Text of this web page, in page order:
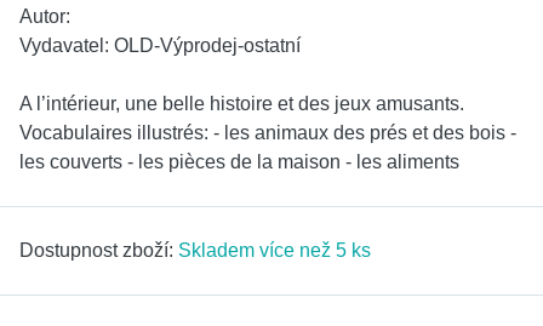
Autor:
Vydavatel: OLD-Výprodej-ostatní
A l’intérieur, une belle histoire et des jeux amusants.
Vocabulaires illustrés: - les animaux des prés et des bois -
les couverts - les pièces de la maison - les aliments
Dostupnost zboží: Skladem více než 5 ks